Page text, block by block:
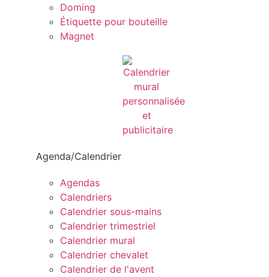
Doming
Étiquette pour bouteille
Magnet
Agenda/Calendrier
Agendas
Calendriers
Calendrier sous-mains
Calendrier trimestriel
Calendrier mural
Calendrier chevalet
Calendrier de l'avent